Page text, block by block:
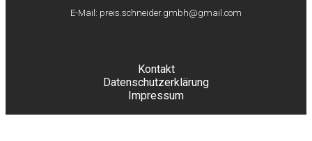
E-Mail: preis.schneider.gmbh@gmail.com
Kontakt
Datenschutzerklärung
Impressum